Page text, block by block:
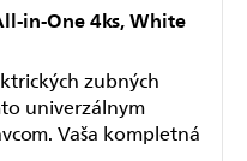
in-One 4ks, White
zubných
univerzálnym
Vaša kompletná